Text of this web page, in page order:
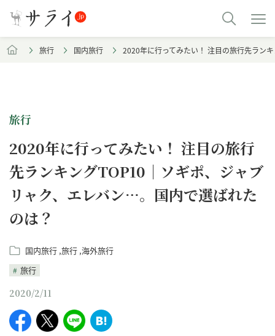
旅行 国内旅行 2020年に行ってみたい！ 注目の旅行先ラン
旅行
2020年に行ってみたい！ 注目の旅行
先ランキングTOP10｜ソギポ、ジャブ
リャク、エレバン…。国内で選ばれた
のは？
国内旅行 旅行 海外旅行
旅行
2020/2/11